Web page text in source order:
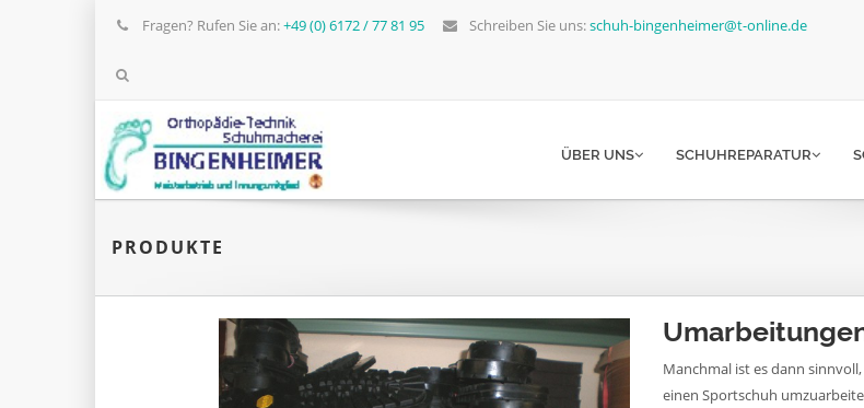
Fragen? Rufen Sie an:+49 (0) 6172 / 77 81 95 Schreiben Sie uns:schuh-bingenheimer@t-online.de
ÜBER UNS SCHUHREPARATUR
PRODUKTE
Manchmal ist es dann
einen Sportschuh